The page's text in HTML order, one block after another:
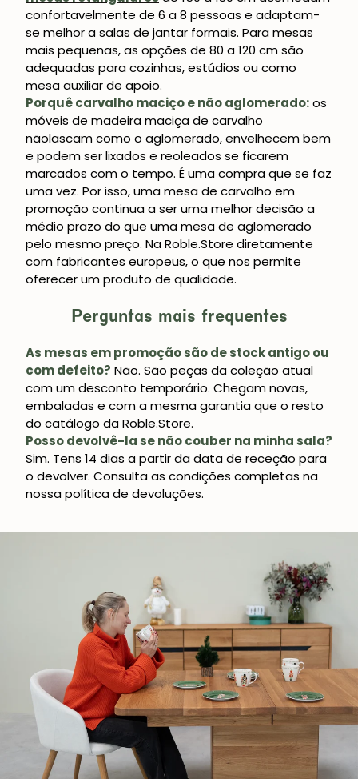
confortavelmente de 6 a 8 pessoas e adaptam-
se melhor a salas de jantar formais. Para mesas
mais pequenas, as opções de 80 a 120 cm são
adequadas para cozinhas, estúdios ou como
mesa auxiliar de apoio.
Porquê carvalho maciço e não aglomerado:os
móveis de madeira maciça de carvalho
nãolascam como o aglomerado, envelhecem bem
e podem ser lixados e reoleados se ficarem
marcados com o tempo. É uma compra que se faz
uma vez. Por isso, uma mesa de carvalho em
promoção continua a ser uma melhor decisão a
médio prazo do que uma mesa de aglomerado
pelo mesmo preço. Na Roble.Store diretamente
com fabricantes europeus, o que nos permite
oferecer um produto de qualidade.
Perguntas mais frequentes
As mesas em promoção são de stock antigo ou
com defeito? Não. São peças da coleção atual
com um desconto temporário. Chegam novas,
embaladas e com a mesma garantia que o resto
do catálogo da Roble.Store.
Posso devolvê-la se não couber na minha sala?
Sim. Tens 14 dias a partir da data de receção para
o devolver. Consulta as condições completas na
nossa política de devoluções.
JUNTE-SE À NOSSA
COMUNIDADE
Obtém 5% de desconto.
Novidades e vantagens para subscritores.
Subscrever-me